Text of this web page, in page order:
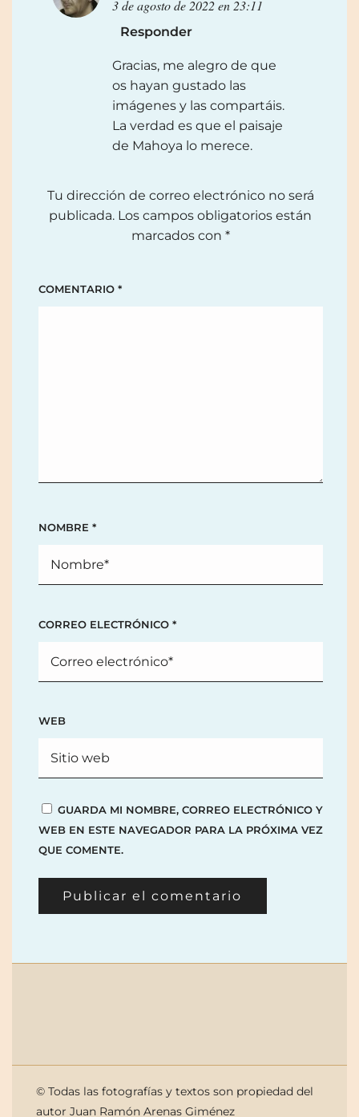
3 de agosto de 2022 en 23:11
Responder
Gracias, me alegro de que
os hayan gustado las
imágenes y las compartáis.
La verdad es que el paisaje
de Mahoya lo merece.
Tu dirección de correo electrónico no será
publicada. Los campos obligatorios están
marcados con *
COMENTARIO *
NOMBRE *
CORREO ELECTRÓNICO *
WEB
GUARDA MI NOMBRE, CORREO ELECTRÓNICO Y
WEB EN ESTE NAVEGADOR PARA LA PRÓXIMA VEZ
QUE COMENTE.
© Todas las fotografías y textos son propiedad del
autor Juan Ramón Arenas Giménez